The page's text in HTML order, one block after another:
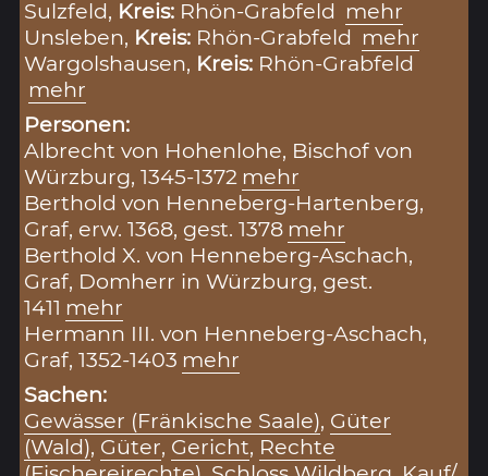
Sulzfeld, Kreis: Rhön-Grabfeld mehr
Unsleben, Kreis: Rhön-Grabfeld mehr
Wargolshausen, Kreis: Rhön-Grabfeld
mehr
Personen:
Albrecht von Hohenlohe, Bischof von
Würzburg, 1345-1372 mehr
Berthold von Henneberg-Hartenberg,
Graf, erw. 1368, gest. 1378 mehr
Berthold X. von Henneberg-Aschach,
Graf, Domherr in Würzburg, gest.
1411 mehr
Hermann III. von Henneberg-Aschach,
Graf, 1352-1403 mehr
Sachen:
Gewässer (Fränkische Saale), Güter
(Wald), Güter, Gericht, Rechte